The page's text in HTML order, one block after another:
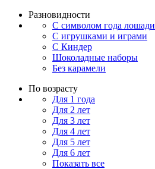
Разновидности
С символом года лошади
С игрушками и играми
С Киндер
Шоколадные наборы
Без карамели
По возрасту
Для 1 года
Для 2 лет
Для 3 лет
Для 4 лет
Для 5 лет
Для 6 лет
Показать все